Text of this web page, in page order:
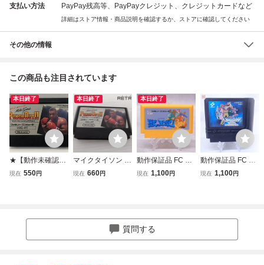
支払い方法 PayPay残高等、PayPayクレジット、クレジットカードなど
詳細はストア情報・商品説明を確認するか、ストアに確認してください
その他の情報
この商品も注目されています
本日終了
★【動作未確認】
任天堂ファミコン
現在 550円
本日終了
マイクタイソン パ
ンチアウト ファミ
現在 660円
本日終了
動作保証品 FC フ
ァミコン 獣王記
現在 1,100円
動作保証品 FC フ
ァミコン ラグラン
現在 1,100円
質問する